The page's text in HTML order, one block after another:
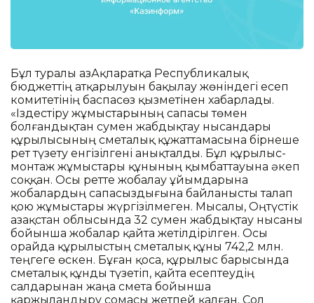
Бұл туралы ҚазАқпаратқа Республикалық
бюджеттің атқарылуын бақылау жөніндегі есеп
комитетінің баспасөз қызметінен хабарлады.
«Іздестіру жұмыстарының сапасы төмен
болғандықтан сумен жабдықтау нысандары
құрылысының сметалық құжаттамасына бірнеше
рет түзету енгізілгені анықталды. Бұл құрылыс-
монтаж жұмыстары құнының қымбаттауына әкеп
соққан. Осы ретте жобалау ұйымдарына
жобалардың сапасыздығына байланысты талап
қою жұмыстары жүргізілмеген. Мысалы, Оңтүстік
Қазақстан облысында 32 сумен жабдықтау нысаны
бойынша жобалар қайта жетілдірілген. Осы
орайда құрылыстың сметалық құны 742,2 млн.
теңгеге өскен. Бұған қоса, құрылыс барысында
сметалық құнды түзетіп, қайта есептеудің
салдарынан жаңа смета бойынша
қаржыландыру сомасы жетпей қалған. Сол